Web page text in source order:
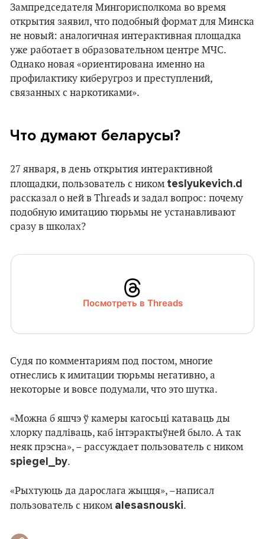
Зампредседателя Мингорисполкома во время
открытия заявил, что подобный формат для Минска
не новый: аналогичная интерактивная площадка
уже работает в образовательном центре МЧС.
Однако новая «ориентирована именно на
профилактику киберугроз и преступлений,
связанных с наркотиками».
Что думают беларусы?
27 января, в день открытия интерактивной
площадки, пользователь с ником teslyukevich.d
рассказал о ней в Threads и задал вопрос: почему
подобную имитацию тюрьмы не устанавливают
сразу в школах?
Посмотреть в Threads
Судя по комментариям под постом, многие
отнеслись к имитации тюрьмы негативно, а
некоторые и вовсе подумали, что это шутка.
«Можна б яшчэ ў камеры кагосьці катаваць ды
хлорку падліваць, каб інтэрактыўней было. А так
неяк прэсна», – рассуждает пользователь с ником
spiegel_by.
«Рыхтуюць да дарослага жыцця», –написал
пользователь с ником alesasnouski.